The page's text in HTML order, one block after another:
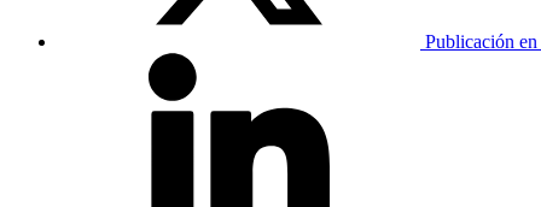
Publicación